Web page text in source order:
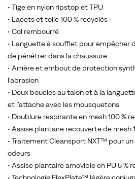
sous
le
pied.
La
respirabilité
également
été
considérablement
améliorée
grâce
aux
enseignements
tirés
de
• Tige en nylon ripstop et TPU
• Lacets et toile 100 % recyclés
• Col rembourré
• Languette à soufflet pour empêcher
de pénétrer dans la chaussure
• Arrière et embout de protection
l'abrasion
• Deux boucles au talon et à la
et l'attache avec les mousquetons
• Doublure respirante en mesh 100 %
• Assise plantaire recouverte de mesh
• Traitement Cleansport NXT™ pour
odeurs
• Assise plantaire amovible en PU 5 %